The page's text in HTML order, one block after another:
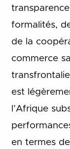
formalités,
de la
commerce
est
l’Afrique
en termes